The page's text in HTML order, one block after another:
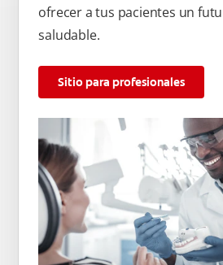
ofrecer a tus pacientes un
saludable.
Sitio para profesionales